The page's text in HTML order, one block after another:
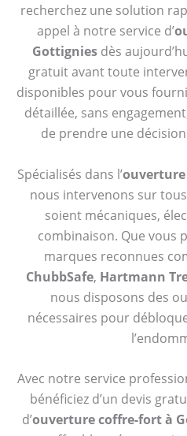
recherchez une solution
appel à notre service d’
Gottignies dès
gratuit avant toute
disponibles pour vous
détaillée, sans
de prendre une
Spécialisés dans l’
nous intervenons sur
soient mécaniques,
combinaison. Que vous
marques reconnues
ChubbSafe, Hartmann
nous disposons des
nécessaires pour
Avec notre service
bénéficiez d’un devis
d’ouverture coffre-fort à